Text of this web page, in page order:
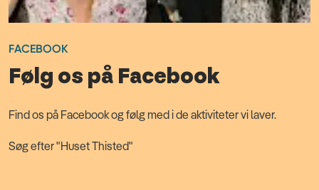
FACEBOOK
Følg os på Facebook
Find os på Facebook og følg med i de aktiviteter vi laver.
Søg efter "Huset Thisted"